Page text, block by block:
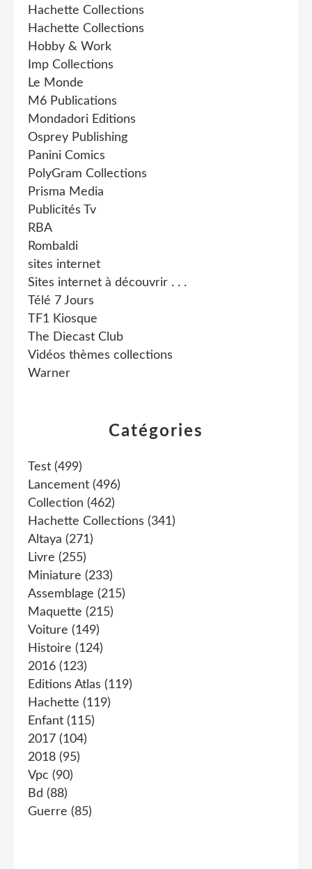
Catégories
Test (499)
Lancement (496)
Collection (462)
Hachette Collections (341)
Altaya (271)
Livre (255)
Miniature (233)
Assemblage (215)
Maquette (215)
Voiture (149)
Histoire (124)
2016 (123)
Editions Atlas (119)
Hachette (119)
Enfant (115)
2017 (104)
2018 (95)
Vpc (90)
Bd (88)
Guerre (85)
Hachette Collections
Hachette Collections
Hobby & Work
Imp Collections
Le Monde
M6 Publications
Mondadori Editions
Osprey Publishing
Panini Comics
PolyGram Collections
Prisma Media
Publicités Tv
RBA
Rombaldi
sites internet
Sites internet à découvrir . . .
Télé 7 Jours
TF1 Kiosque
The Diecast Club
Vidéos thèmes collections
Warner